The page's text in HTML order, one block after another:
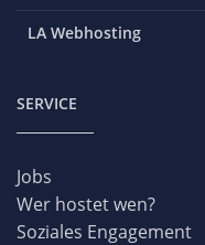
LA Webhosting
SERVICE
Jobs
Wer hostet wen?
Soziales Engagement